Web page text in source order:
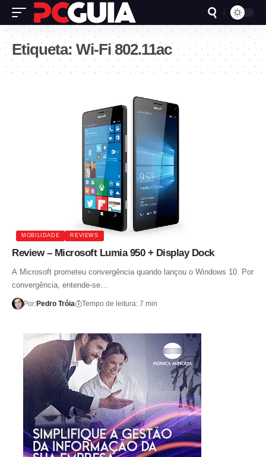
Etiqueta: Wi-Fi 802.11ac
MOBILIDADE REVIEWS
Review – Microsoft Lumia 950 + Display Dock
A Microsoft prometeu convergência quando lançou o Windows 10. Por
convergência, entende-se…
Por:Pedro Tróia Tempo de leitura: 7 min